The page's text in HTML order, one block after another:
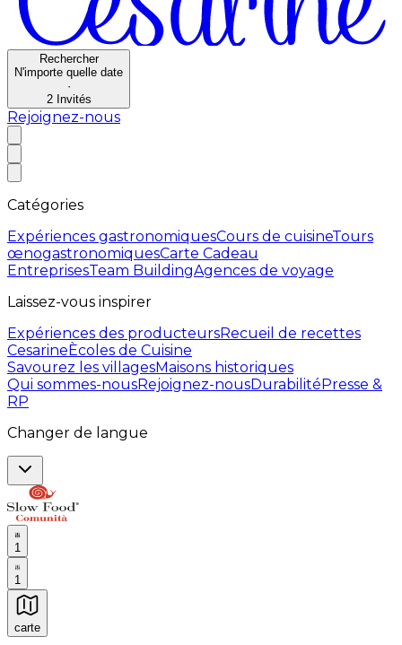
Rechercher
N'importe quelle date
·
2 Invités
Rejoignez-nous
Catégories
Expériences gastronomiquesCours de cuisineTours
œnogastronomiquesCarte Cadeau
EntreprisesTeam BuildingAgences de voyage
Laissez-vous inspirer
Expériences des producteursRecueil de recettes
CesarineÈcoles de Cuisine
Savourez les villagesMaisons historiques
Qui sommes-nousRejoignez-nousDurabilitéPresse &
RP
Changer de langue
1
1
carte